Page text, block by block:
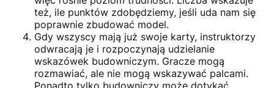
też, ile punktów zdobędziemy, jeśli uda nam się
poprawnie zbudować model.
Gdy wszyscy mają już swoje karty, instruktorzy
odwracają je i rozpoczynają udzielanie
wskazówek budowniczym. Gracze mogą
rozmawiać, ale nie mogą wskazywać palcami.